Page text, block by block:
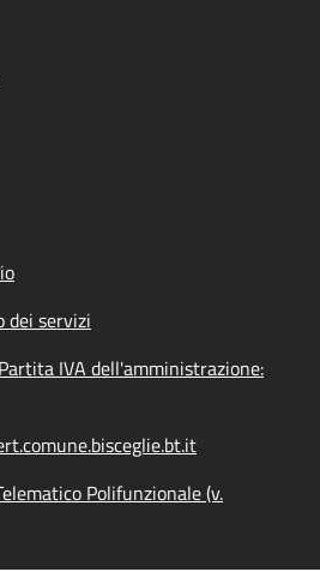
dei servizi
IVA dell'amministrazione:
Polifunzionale (v.